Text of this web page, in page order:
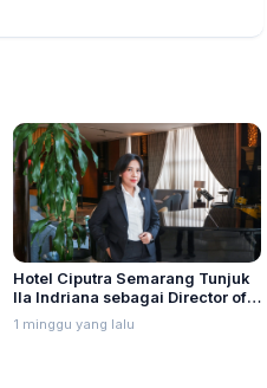
Hotel Ciputra Semarang Tunjuk
Ila Indriana sebagai Director of
Sales & Marketing
1 minggu yang lalu